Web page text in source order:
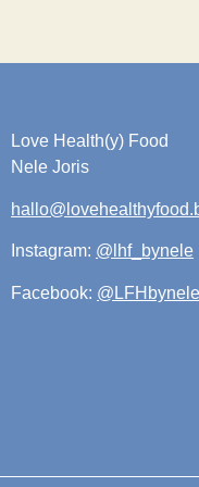
Love Health(y) Food
Nele Joris
Instagram: @lhf_bynele
Facebook: @LFHbynele